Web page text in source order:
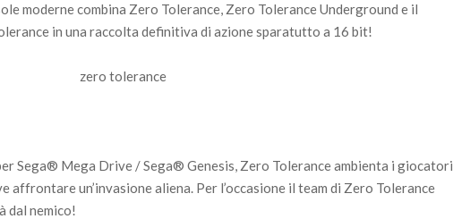
moderne combina Zero Tolerance, Zero Tolerance Underground e il
in una raccolta definitiva di azione sparatutto a 16 bit!
Sega® Mega Drive / Sega® Genesis, Zero Tolerance ambienta i giocatori
affrontare un’invasione aliena. Per l’occasione il team di Zero Tolerance
dal nemico!